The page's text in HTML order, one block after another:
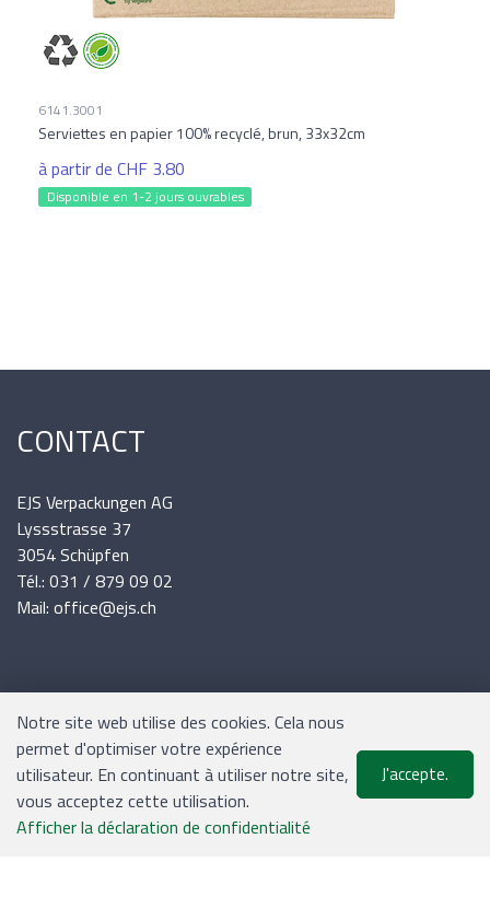
Liste de suivi Menu
6141.3001
Serviettes en papier 100% recyclé, brun, 33x32cm
à partir de CHF 3.80
Disponible en 1-2 jours ouvrables
CONTACT
EJS Verpackungen AG
Lyssstrasse 37
3054 Schüpfen
Tél.: 031 / 879 09 02
Mail: office@ejs.ch
INFORMATIONS
Expédition et paiement
Conditions générales
Plan du site
Notre site web utilise des cookies. Cela nous
permet d'optimiser votre expérience
utilisateur. En continuant à utiliser notre site,
vous acceptez cette utilisation.
Afficher la déclaration de confidentialité
J'accepte.